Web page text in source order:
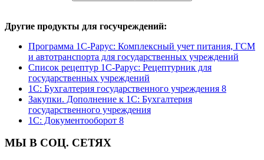
Другие продукты для госучреждений:
Программа 1С-Рарус: Комплексный учет питания, ГСМ
и автотранспорта для государственных учреждений
Список рецептур 1С-Рарус: Рецептурник для
государственных учреждений
1С: Бухгалтерия государственного учреждения 8
Закупки. Дополнение к 1С: Бухгалтерия
государственного учреждения
1С: Документооборот 8
МЫ В СОЦ. СЕТЯХ